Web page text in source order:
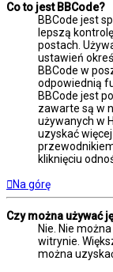
Co to jest BBCode?
BBCode jest
lepszą
postach.
ustawień
BBCode w
odpowiednią
BBCode jest
zawarte są w
używanych w
uzyskać
kliknięciu
Na górę
Czy można używać
Nie. Nie
witrynie.
można